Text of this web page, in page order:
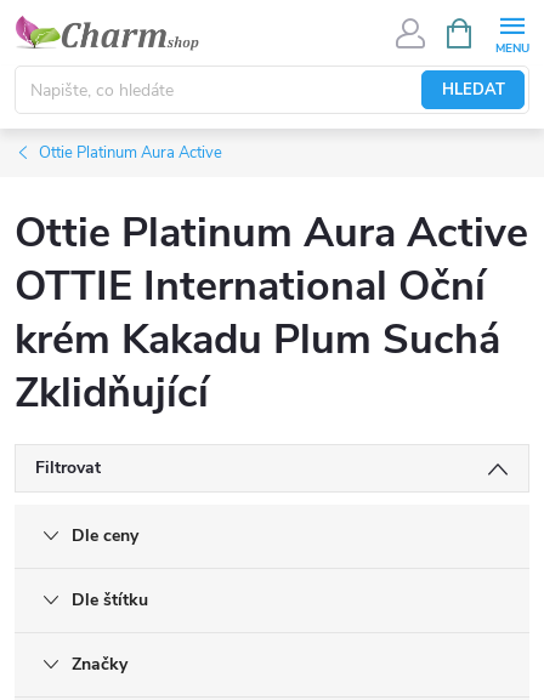
Přejít
obsah
HLEDAT
NÁKUPNÍ
KOŠÍK
Ottie Platinum Aura Active
Ottie Platinum Aura Active
OTTIE International Oční
krém Kakadu Plum Suchá
Zklidňující
Filtrovat
Dle ceny
Dle štítku
Značky